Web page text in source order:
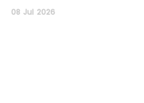
08 Jul 2026